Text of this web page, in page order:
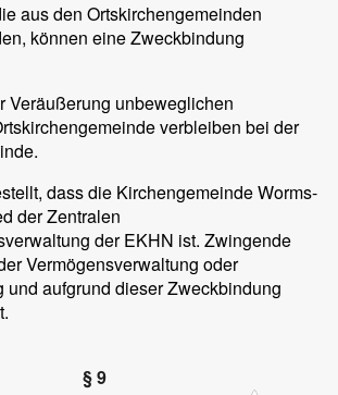
aus den Ortskirchengemeinden
können eine Zweckbindung
Veräußerung unbeweglichen
verbleiben bei der
dass die Kirchengemeinde Worms-
der Zentralen
der EKHN ist. Zwingende
Vermögensverwaltung oder
und aufgrund dieser Zweckbindung
§ 9